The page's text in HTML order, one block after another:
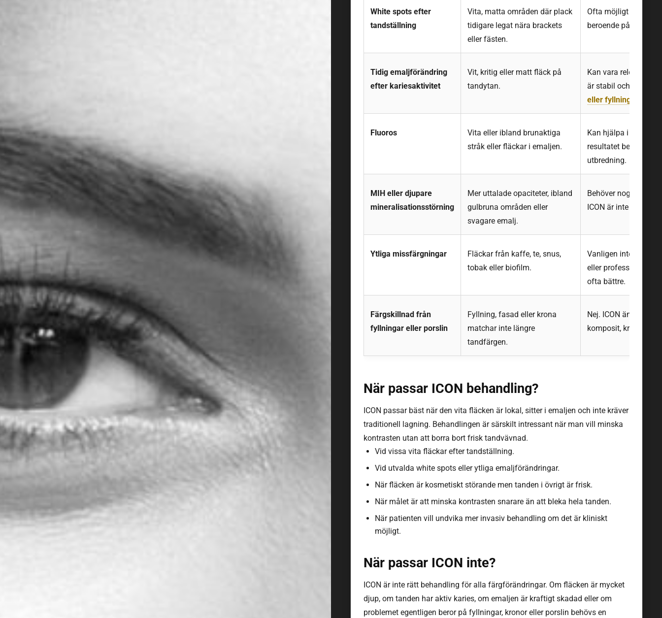
White spots efter
tandställning
Vita, matta områden där plack
tidigare legat nära brackets
eller fästen.
Ofta möjligt att
beroende på djup
Tidig emaljförändring
efter kariesaktivitet
Vit, kritig eller matt fläck på
tandytan.
Kan vara relevant
är stabil och inte
eller fyllning
Fluoros
Vita eller ibland brunaktiga
stråk eller fläckar i emaljen.
Kan hjälpa i vissa
resultatet beror på
utbredning.
MIH eller djupare
mineralisationsstörning
Mer uttalade opaciteter, ibland
gulbruna områden eller
svagare emalj.
Behöver noggrann
ICON är inte alltid
Ytliga missfärgningar
Fläckar från kaffe, te, snus,
tobak eller biofilm.
Vanligen inte första
eller professionell
ofta bättre.
Färgskillnad från
fyllningar eller porslin
Fyllning, fasad eller krona
matchar inte längre
tandfärgen.
Nej. ICON ändrar
komposit, kronor
När passar ICON behandling?
ICON passar bäst när den vita fläcken är lokal, sitter i emaljen och inte kräver
traditionell lagning. Behandlingen är särskilt intressant när man vill minska
kontrasten utan att borra bort frisk tandvävnad.
Vid vissa vita fläckar efter tandställning.
Vid utvalda white spots eller ytliga emaljförändringar.
När fläcken är kosmetiskt störande men tanden i övrigt är frisk.
När målet är att minska kontrasten snarare än att bleka hela tanden.
När patienten vill undvika mer invasiv behandling om det är kliniskt
möjligt.
När passar ICON inte?
ICON är inte rätt behandling för alla färgförändringar. Om fläcken är mycket
djup, om tanden har aktiv karies, om emaljen är kraftigt skadad eller om
problemet egentligen beror på fyllningar, kronor eller porslin behövs en